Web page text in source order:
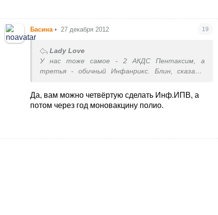
Басина • 27 декабря 2012 19
Lady Love
У нас тоже самое - 2 АКДС Пентаксим, а
третья - обичный Инфанрикс. Блин, сказали,
уточнил, что вакцины нигде нет, только капли.
Теперь я думаю дождаться четвёртой АКДС и
Да, вам можно четвёртую сделать Инф.ИПВ, а
потом через год моновакцину полио.